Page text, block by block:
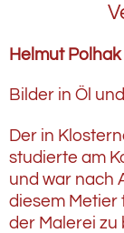
Helmut Polhak
Bilder in Öl
Der in
studierte am
und war nach
diesem Metier
der Malerei